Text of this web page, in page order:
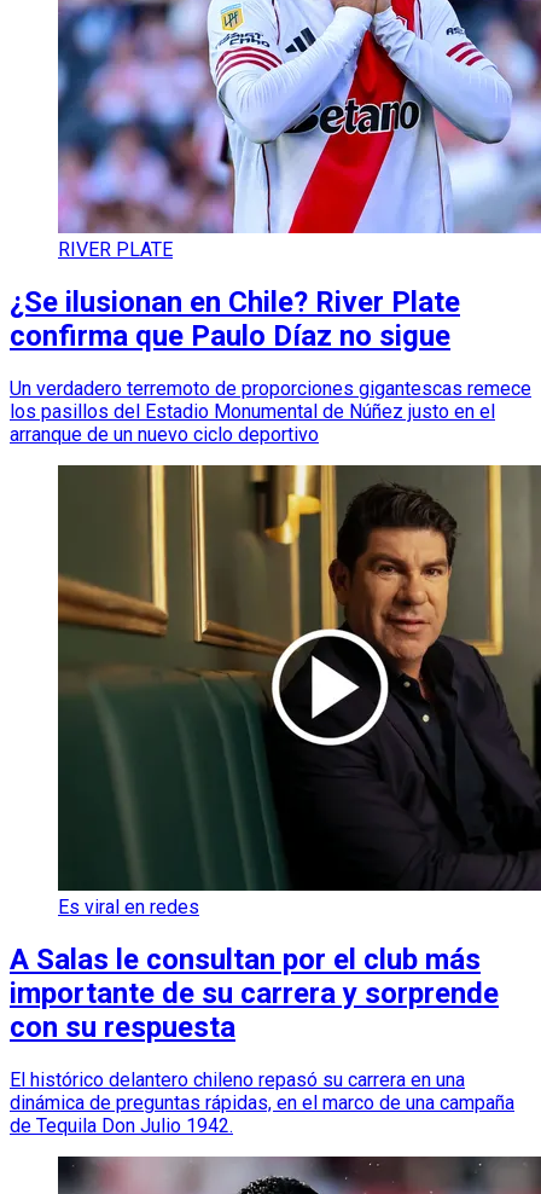
RIVER PLATE
¿Se ilusionan en Chile? River Plate
confirma que Paulo Díaz no sigue
Un verdadero terremoto de proporciones gigantescas remece
los pasillos del Estadio Monumental de Núñez justo en el
arranque de un nuevo ciclo deportivo
Es viral en redes
A Salas le consultan por el club más
importante de su carrera y sorprende
con su respuesta
El histórico delantero chileno repasó su carrera en una
dinámica de preguntas rápidas, en el marco de una campaña
de Tequila Don Julio 1942.